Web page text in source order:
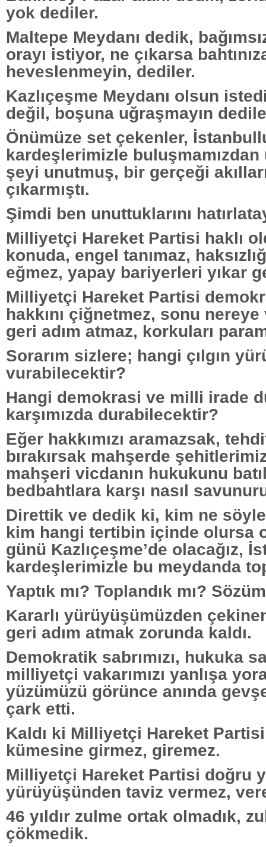
yok dediler.
Maltepe Meydanı dedik,
orayı istiyor, ne çıkarsa
heveslenmeyin, dediler.
Kazlıçeşme Meydanı olsun
değil, boşuna uğraşmayın
Önümüze set çekenler,
kardeşlerimizle
şeyi unutmuş, bir gerçeği
çıkarmıştı.
Şimdi ben unuttuklarını
Milliyetçi Hareket Partisi haklı
konuda, engel tanımaz,
eğmez, yapay bariyerleri yıkar
Milliyetçi Hareket Partisi
hakkını çiğnetmez, sonu nereye
geri adım atmaz, korkuları
Sorarım sizlere; hangi çılgın
vurabilecektir?
Hangi demokrasi ve milli irade
karşımızda durabilecektir?
Eğer hakkımızı aramazsak,
bırakırsak mahşerde
mahşeri vicdanın hukukunu
bedbahtlara karşı nasıl
Direttik ve dedik ki, kim ne
kim hangi tertibin içinde olursa
günü Kazlıçeşme’de olacağız,
kardeşlerimizle bu meydanda
Yaptık mı? Toplandık mı?
Kararlı yürüyüşümüzden
geri adım atmak zorunda kaldı.
Demokratik sabrımızı, hukuka
milliyetçi vakarımızı yanlışa
yüzümüzü görünce anında
çark etti.
Kaldı ki Milliyetçi Hareket
kümesine girmez, giremez.
Milliyetçi Hareket Partisi doğru
yürüyüşünden taviz vermez,
46 yıldır zulme ortak olmadık,
çökmedik.